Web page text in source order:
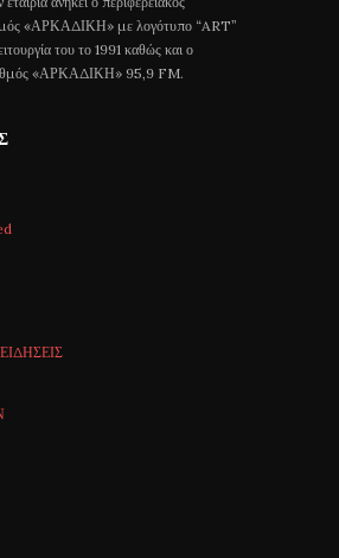
«ΑΡΚΑΔΙΚΗ» με λογότυπο “ART”
του το 1991 καθώς και ο
«ΑΡΚΑΔΙΚΗ» 95,9 FM.